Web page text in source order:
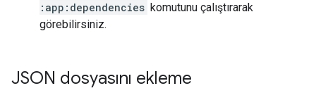
:app:dependencies komutunu çalıştırarak
görebilirsiniz.
JSON dosyasını ekleme